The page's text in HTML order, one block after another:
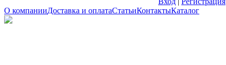
О компанииДоставка и оплатаСтатьиКонтактыКаталог